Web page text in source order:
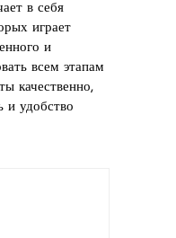
в себя
играет
и
всем этапам
качественно,
и удобство